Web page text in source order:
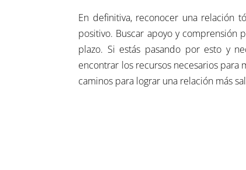
En definitiva, reconocer una relación
positivo. Buscar apoyo y
plazo. Si estás pasando por esto y
encontrar los recursos necesarios para
caminos para lograr una relación más